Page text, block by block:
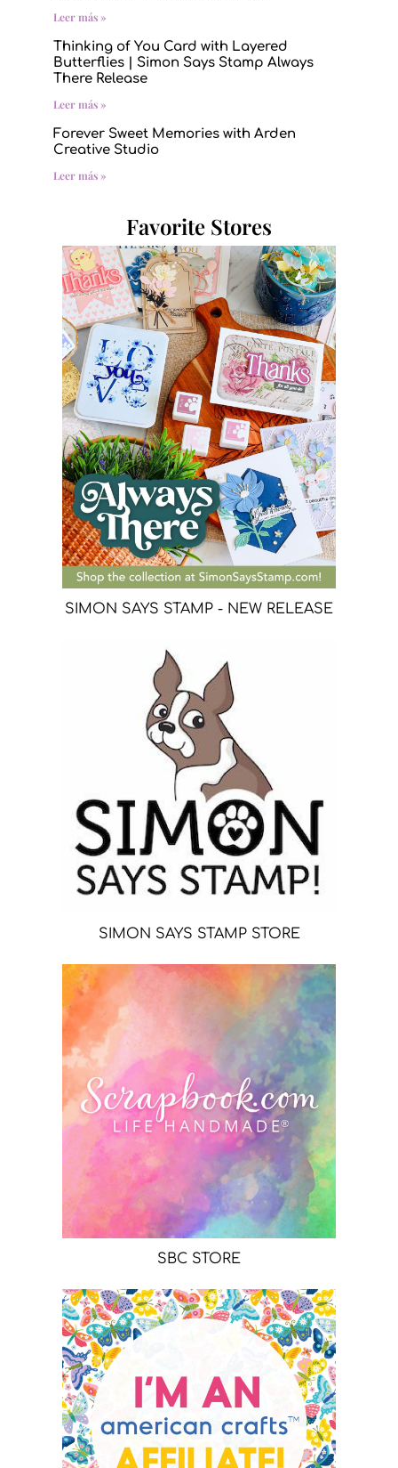
Leer más »
Thinking of You Card with Layered
Butterflies | Simon Says Stamp Always
There Release
Leer más »
Forever Sweet Memories with Arden
Creative Studio
Leer más »
Favorite Stores
SIMON SAYS STAMP - NEW RELEASE
SIMON SAYS STAMP STORE
SBC STORE